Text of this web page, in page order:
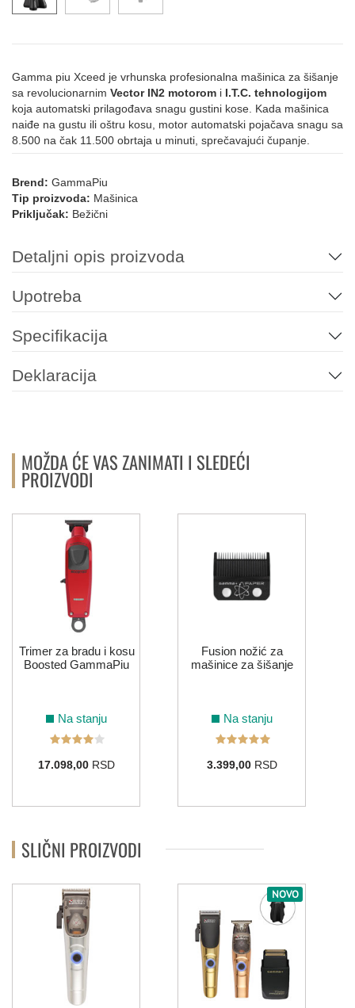
Gamma piu Xceed je vrhunska profesionalna mašinica za šišanje
sa revolucionarnim Vector IN2 motorom i I.T.C. tehnologijom
koja automatski prilagođava snagu gustini kose. Kada mašinica
naiđe na gustu ili oštru kosu, motor automatski pojačava snagu sa
8.500 na čak 11.500 obrtaja u minuti, sprečavajući čupanje.
Brend: GammaPiu
Tip proizvoda: Mašinica
Priključak: Bežični
Detaljni opis proizvoda
Upotreba
Specifikacija
Deklaracija
MOŽDA ĆE VAS ZANIMATI I SLEDEĆI
PROIZVODI
Trimer za bradu i kosu
Boosted GammaPiu
Na stanju
17.098,00RSD
Fusion nožić za
mašinice za šišanje
Na stanju
3.399,00RSD
SLIČNI PROIZVODI
NOVO